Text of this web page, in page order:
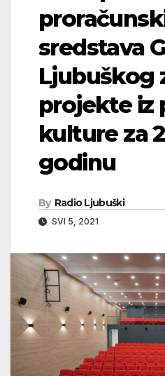
sredstava
Ljubuškog
projekte iz
kulture za
godinu
By Radio Ljubuški
SVI 5, 2021